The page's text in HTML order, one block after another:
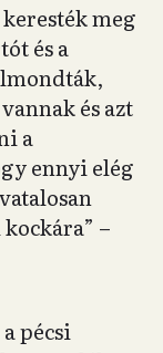
meg
és a
és azt
a
ennyi elég
–
pécsi